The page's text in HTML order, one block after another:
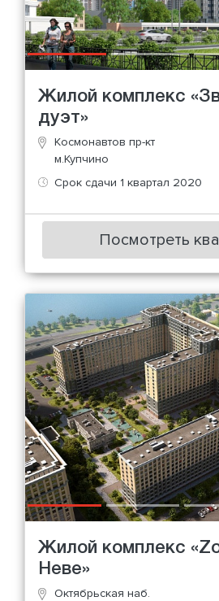
Жилой комплекс
дуэт»
Космонавтов пр-кт
м.Купчино
Срок сдачи 1 квартал 2020
Посмотреть
Жилой комплекс
Неве»
Октябрьская наб.